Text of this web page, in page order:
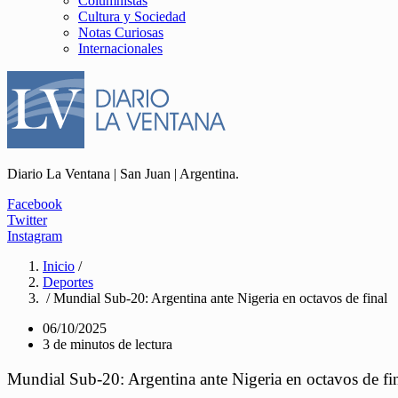
Cultura y Sociedad
Notas Curiosas
Internacionales
Diario La Ventana | San Juan | Argentina.
Facebook
Twitter
Instagram
Inicio /
Deportes
/ Mundial Sub-20: Argentina ante Nigeria en octavos de final
06/10/2025
3 de minutos de lectura
Mundial Sub-20: Argentina ante Nigeria en octavos de